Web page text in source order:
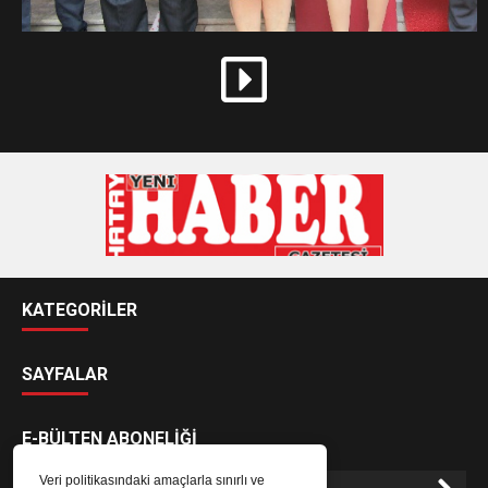
Veri politikasındaki amaçlarla sınırlı ve
KATEGORİLER
SAYFALAR
E-BÜLTEN ABONELİĞİ